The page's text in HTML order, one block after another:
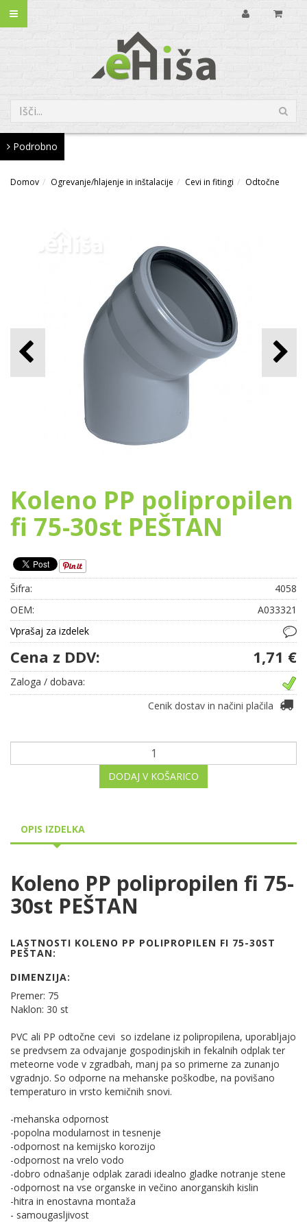
Podrobno
Domov Ogrevanje/hlajenje in inštalacije Cevi in fitingi Odtočne
Koleno PP polipropilen
fi 75-30st PEŠTAN
Šifra:
4058
OEM:
A033321
Vprašaj za izdelek
Cena z DDV: 1,71 €
Zaloga / dobava:
Cenik dostav in načini plačila
DODAJ V KOŠARICO
OPIS IZDELKA
Koleno PP polipropilen fi 75-
30st PEŠTAN
LASTNOSTI KOLENO PP POLIPROPILEN FI 75-30ST
PEŠTAN:
DIMENZIJA:
Premer: 75
Naklon: 30 st
PVC ali PP odtočne cevi so izdelane iz polipropilena, uporabljajo
se predvsem za odvajanje gospodinjskih in fekalnih odplak ter
meteorne vode v zgradbah, manj pa so primerne za zunanjo
vgradnjo. So odporne na mehanske poškodbe, na povišano
temperaturo in vrsto kemičnih snovi.
-mehanska odpornost
-popolna modularnost in tesnenje
-odpornost na kemijsko korozijo
-odpornost na vrelo vodo
-dobro odnašanje odplak zaradi idealno gladke notranje stene
-odpornost na vse organske in večino anorganskih kislin
-hitra in enostavna montaža
- samougasljivost